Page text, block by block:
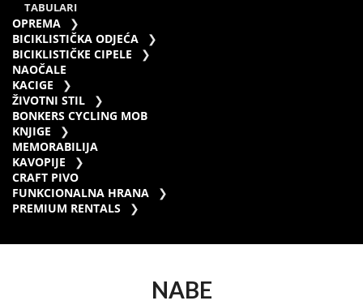
TABULARI
OPREMA
BICIKLISTIČKA ODJEĆA
BICIKLISTIČKE CIPELE
NAOČALE
KACIGE
ŽIVOTNI STIL
BONKERS CYCLING MOB
KNJIGE
MEMORABILIJA
KAVOPIJE
CRAFT PIVO
FUNKCIONALNA HRANA
PREMIUM RENTALS
NABE